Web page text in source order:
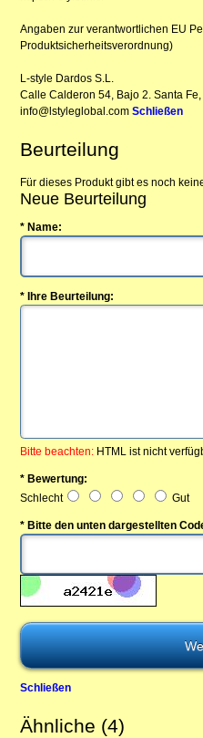
Angaben zur verantwortlichen EU
Produktsicherheitsverordnung)
L-style Dardos S.L.
Calle Calderon 54, Bajo 2. Santa
info@lstyleglobal.comSchließen
Beurteilung
Für dieses Produkt gibt es noch
Neue Beurteilung
* Name:
* Ihre Beurteilung:
Bitte beachten: HTML ist nicht
* Bewertung:
Schlecht
Gut
* Bitte den unten dargestellten
Schließen
Ähnliche (4)